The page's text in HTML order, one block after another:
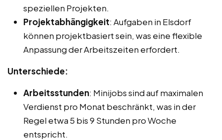
speziellen Projekten.
Projektabhängigkeit: Aufgaben in Elsdorf
können projektbasiert sein, was eine flexible
Anpassung der Arbeitszeiten erfordert.
Unterschiede:
Arbeitsstunden: Minijobs sind auf maximalen
Verdienst pro Monat beschränkt, was in der
Regel etwa 5 bis 9 Stunden pro Woche
entspricht.